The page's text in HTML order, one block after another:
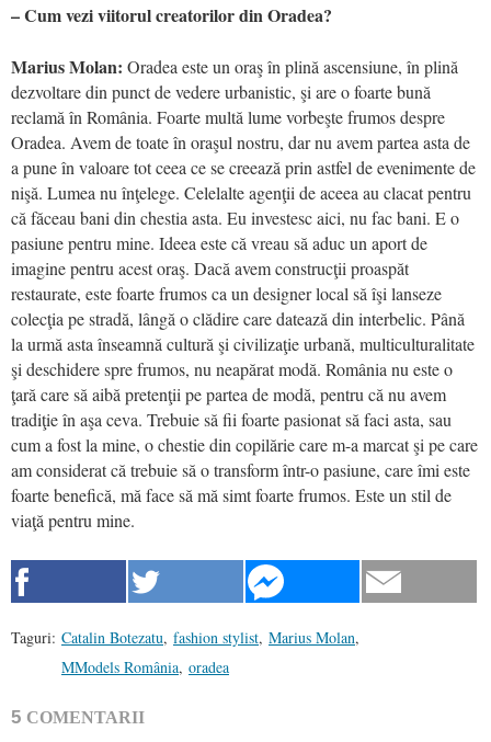
– Cum vezi viitorul creatorilor din Oradea?
Marius Molan: Oradea este un oraş în plină ascensiune, în plină
dezvoltare din punct de vedere urbanistic, şi are o foarte bună
reclamă în România. Foarte multă lume vorbeşte frumos despre
Oradea. Avem de toate în oraşul nostru, dar nu avem partea asta de
a pune în valoare tot ceea ce se creează prin astfel de evenimente de
nişă. Lumea nu înţelege. Celelalte agenţii de aceea au clacat pentru
că făceau bani din chestia asta. Eu investesc aici, nu fac bani. E o
pasiune pentru mine. Ideea este că vreau să aduc un aport de
imagine pentru acest oraş. Dacă avem construcţii proaspăt
restaurate, este foarte frumos ca un designer local să îşi lanseze
colecţia pe stradă, lângă o clădire care datează din interbelic. Până
la urmă asta înseamnă cultură şi civilizaţie urbană, multiculturalitate
şi deschidere spre frumos, nu neapărat modă. România nu este o
ţară care să aibă pretenţii pe partea de modă, pentru că nu avem
tradiţie în aşa ceva. Trebuie să fii foarte pasionat să faci asta, sau
cum a fost la mine, o chestie din copilărie care m-a marcat şi pe care
am considerat că trebuie să o transform într-o pasiune, care îmi este
foarte benefică, mă face să mă simt foarte frumos. Este un stil de
viaţă pentru mine.
Taguri: Catalin Botezatu, fashion stylist, Marius Molan,
MModels România, oradea
5 COMENTARII